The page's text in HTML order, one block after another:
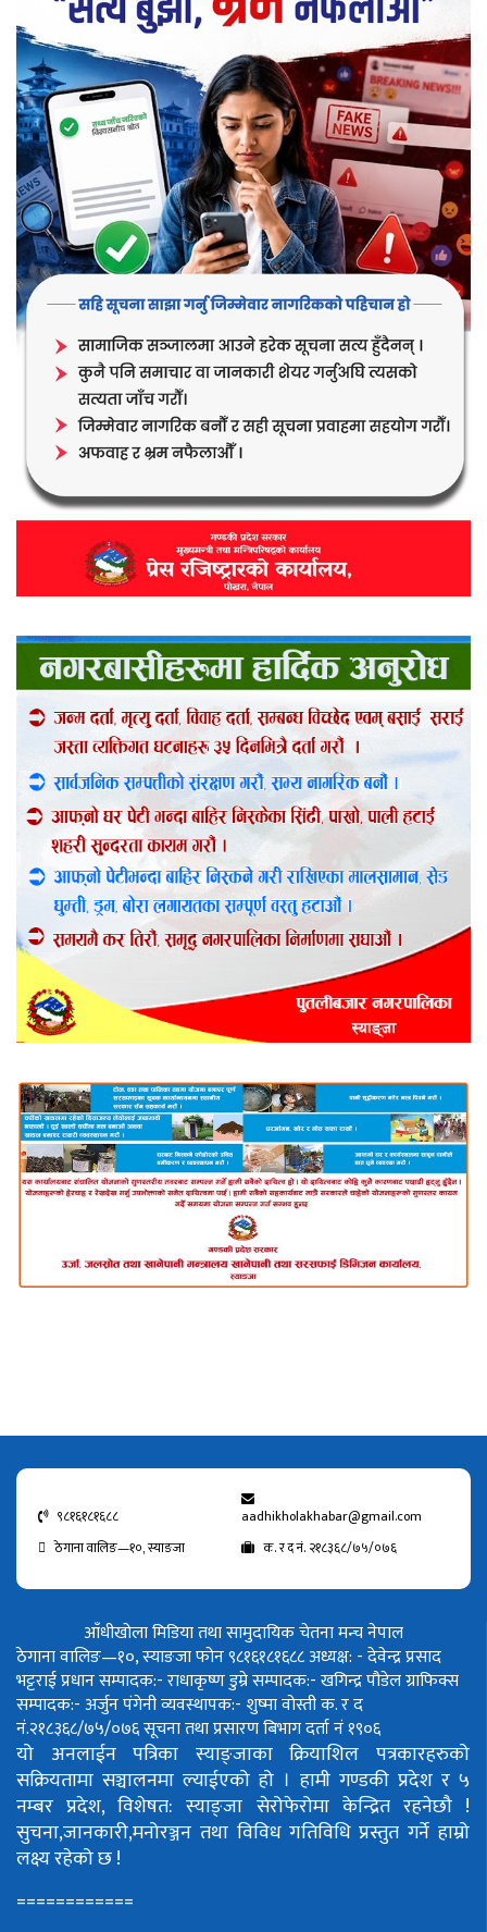
९८१६१८१६८८
aadhikholakhabar@gmail.com
ठेगाना वालिङ—१०, स्याङजा
क. र द नं. २१८३६८/७५/०७६
आँधीखोला मिडिया तथा सामुदायिक चेतना मन्च नेपाल
ठेगाना वालिङ—१०, स्याङजा फोन ९८१६१८१६८८अध्यक्ष: - देवेन्द्र प्रसाद
भट्टराईप्रधान सम्पादक:- राधाकृष्ण डुम्रेसम्पादक:- खगिन्द्र पौडेलग्राफिक्स
सम्पादक:- अर्जुन पंगेनीव्यवस्थापक:- शुष्मा वोस्तीक. र द
नं.२१८३६८/७५/०७६सूचना तथा प्रसारण बिभाग दर्ता नं १९०६
यो अनलाईन पत्रिका स्याङ्जाका क्रियाशिल पत्रकारहरुको
सक्रियतामा सञ्चालनमा ल्याईएको हो । हामी गण्डकी प्रदेश र ५
नम्बर प्रदेश, विशेषत: स्याङ्जा सेरोफेरोमा केन्द्रित रहनेछौ !
सुचना,जानकारी,मनोरञ्जन तथा विविध गतिविधि प्रस्तुत गर्ने हाम्रो
लक्ष्य रहेको छ !
============